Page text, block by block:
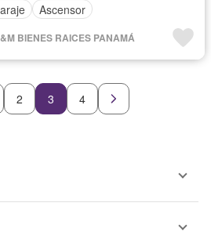
Ascensor
BIENES RAICES PANAMÁ
2 3 4